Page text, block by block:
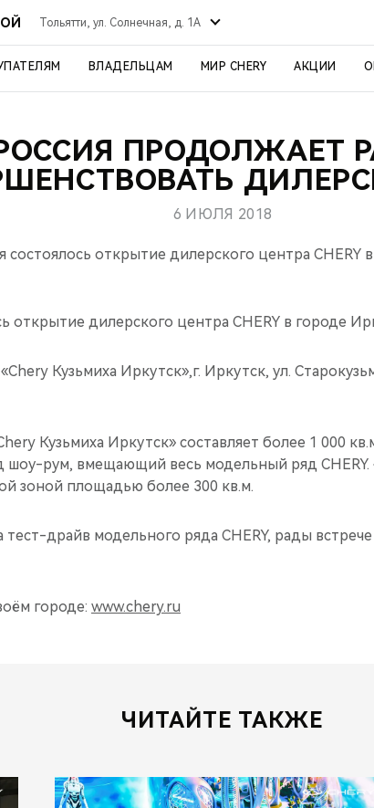
Тольятти, ул. Солнечная, д. 1А
ВЛАДЕЛЬЦАМ МИР CHERY АКЦИИ
РОССИЯ ПРОДОЛЖАЕТ
6 ИЮЛЯ 2018
состоялось открытие дилерского центра CHERY
открытие дилерского центра CHERY в городе
Кузьмиха Иркутск»,г. Иркутск, ул.
Кузьмиха Иркутск» составляет более 1 000
шоу-рум, вмещающий весь модельный ряд CHERY.
зоной площадью более 300 кв.м.
драйв модельного ряда CHERY, рады
городе: www.chery.ru
ЧИТАЙТЕ ТАКЖЕ